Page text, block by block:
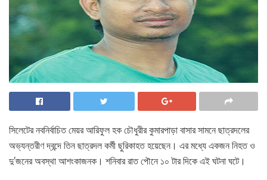
সিলেটের নবনির্বাচিত মেয়র আরিফুল হক চৌধুরীর কুমারপাড়া বাসার সামনে ছাত্রদলের
অভ্যন্তরীণ দ্বন্দে তিন ছাত্রদল কর্মী ছুরিকাহত হয়েছেন। এর মধ্যে একজন নিহত ও
দু’জনের অবস্থা আশংকাজনক। শনিবার রাত পৌনে ১০ টার দিকে এই ঘটনা ঘটে।